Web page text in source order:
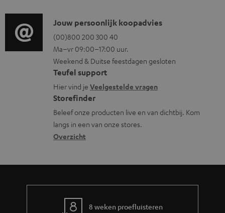
r
m
a
t
i
e
e
i
n
f
o
r
m
a
i
o
g
l
o
s
s
a
r
C
o
n
t
a
c
t
i
n
r
Jouw persoonlijk koopadvies
(00)800 200 300 40
Ma–vr 09:00–17:00 uur.
Weekend & Duitse feestdagen gesloten
Teufel support
Hier vind je Veelgestelde vragen
Storefinder
Beleef onze producten live en van dichtbij. Kom
langs in een van onze stores.
Overzicht
8 weken proefluisteren